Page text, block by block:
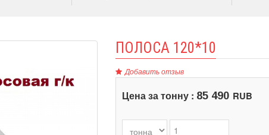
ПОЛОСА 120*10
Добавить отзыв
Цена за тонну : 85 490 RUB